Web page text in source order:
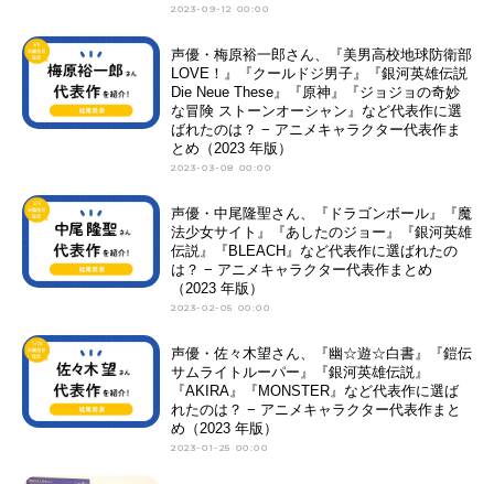
2023-09-12 00:00
声優・梅原裕一郎さん、『美男高校地球防衛部
LOVE！』『クールドジ男子』『銀河英雄伝説
Die Neue These』『原神』『ジョジョの奇妙
な冒険 ストーンオーシャン』など代表作に選
ばれたのは？ − アニメキャラクター代表作ま
とめ（2023 年版）
2023-03-08 00:00
声優・中尾隆聖さん、『ドラゴンボール』『魔
法少女サイト』『あしたのジョー』『銀河英雄
伝説』『BLEACH』など代表作に選ばれたの
は？ − アニメキャラクター代表作まとめ
（2023 年版）
2023-02-05 00:00
声優・佐々木望さん、『幽☆遊☆白書』『鎧伝
サムライトルーパー』『銀河英雄伝説』
『AKIRA』『MONSTER』など代表作に選ば
れたのは？ − アニメキャラクター代表作まと
め（2023 年版）
2023-01-25 00:00